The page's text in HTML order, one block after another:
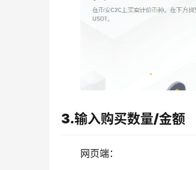
3.输入购买数量/金额
网页端：